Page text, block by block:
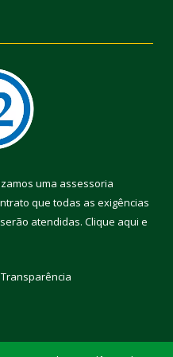
uma assessoria
que todas as exigências
atendidas. Clique aqui e